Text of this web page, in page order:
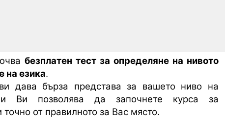
безплатен тест за определяне на нивото
на езика.
дава бърза представа за вашето ниво на
и Ви позволява да започнете курса за
от правилното за Вас място.